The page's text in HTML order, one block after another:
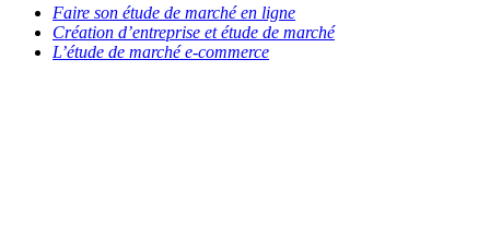
Faire son étude de marché en ligne
Création d’entreprise et étude de marché
L’étude de marché e-commerce